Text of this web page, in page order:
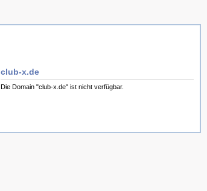
club-x.de
Die Domain "club-x.de" ist nicht verfügbar.